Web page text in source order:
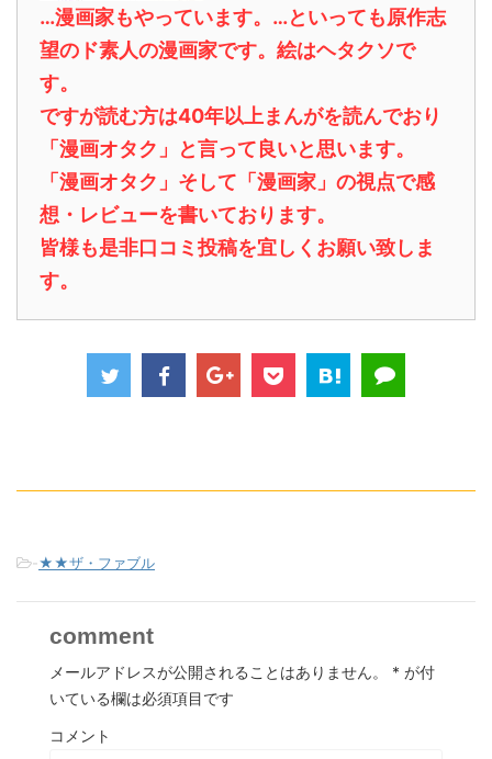
…漫画家もやっています。…といっても原作志
望のド素人の漫画家です。絵はヘタクソで
す。
ですが読む方は40年以上まんがを読んでおり
「漫画オタク」と言って良いと思います。
「漫画オタク」そして「漫画家」の視点で感
想・レビューを書いております。
皆様も是非口コミ投稿を宜しくお願い致しま
す。
-★★ザ・ファブル
comment
メールアドレスが公開されることはありません。 * が付
いている欄は必須項目です
コメント